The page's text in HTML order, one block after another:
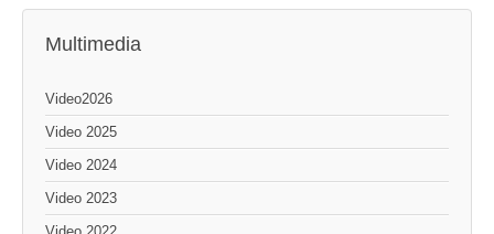
Multimedia
Video2026
Video 2025
Video 2024
Video 2023